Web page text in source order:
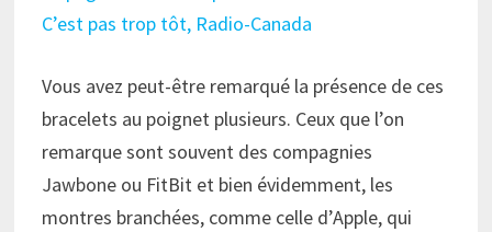
C’est pas trop tôt, Radio-Canada
Vous avez peut-être remarqué la présence de ces
bracelets au poignet plusieurs. Ceux que l’on
remarque sont souvent des compagnies
Jawbone ou FitBit et bien évidemment, les
montres branchées, comme celle d’Apple, qui